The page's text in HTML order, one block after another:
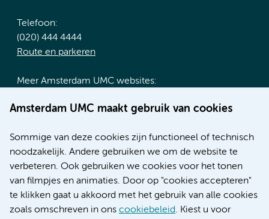
Amsterdam UMC maakt gebruik van cookies
Sommige van deze cookies zijn functioneel of technisch
noodzakelijk. Andere gebruiken we om de website te
verbeteren. Ook gebruiken we cookies voor het tonen
van filmpjes en animaties. Door op "cookies accepteren"
te klikken gaat u akkoord met het gebruik van alle cookies
zoals omschreven in ons cookiebeleid. Kiest u voor
Telefoon:
(020) 444 4444
Route en parkeren
Meer Amsterdam UMC websites:
Werken bij Amsterdam UMC
Nieuws
Research
Educatie locatie AMC
Educatie locatie VUmc